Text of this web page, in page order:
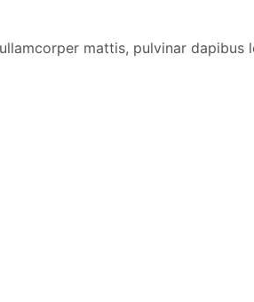
mattis, pulvinar dapibus